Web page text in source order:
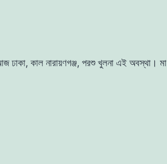
ঢাকা, কাল নারায়ণগঞ্জ, পরশুখুলনা এই অবস্থা । মা